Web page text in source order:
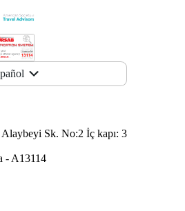
Sk. No:2 İç kapı: 3
- A13114